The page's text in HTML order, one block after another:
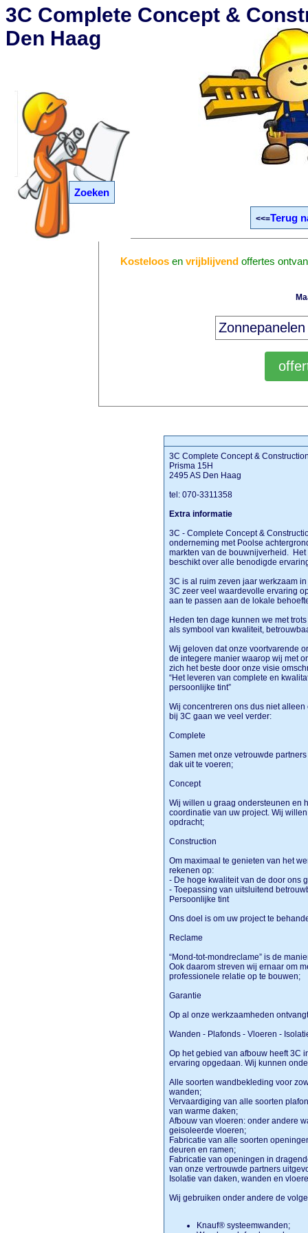
Zoeken
3C Complete Concept &
Den Haag
<<=Terug
Kosteloos envrijblijvend offertes
3C Complete Concept &
Prisma 15H
2495 AS Den Haag
tel: 070-3311358
Extra informatie
3C - Complete Concept &
onderneming met Poolse
markten van de bouwnijverheid.
beschikt over alle benodigde
3C is al ruim zeven jaar werkzaam
3C zeer veel waardevolle ervaring
aan te passen aan de lokale
Heden ten dage kunnen we met
als symbool van kwaliteit,
Wij geloven dat onze voortvarende
de integere manier waarop wij met
zich het beste door onze visie
“Het leveren van complete en
persoonlijke tint”
Wij concentreren ons dus niet
bij 3C gaan we veel verder:
Complete
Samen met onze vetrouwde
dak uit te voeren;
Concept
Wij willen u graag ondersteunen en
coordinatie van uw project. Wij
opdracht;
Construction
Om maximaal te genieten van het
rekenen op:
- De hoge kwaliteit van de door ons
- Toepassing van uitsluitend
Persoonlijke tint
Ons doel is om uw project te
Reclame
“Mond-tot-mondreclame” is de
Ook daarom streven wij ernaar om
professionele relatie op te bouwen;
Garantie
Op al onze werkzaamheden
Wanden - Plafonds - Vloeren -
Op het gebied van afbouw heeft 3C
ervaring opgedaan. Wij kunnen
Alle soorten wandbekleding voor
wanden;
Vervaardiging van alle soorten
van warme daken;
Afbouw van vloeren: onder andere
geisoleerde vloeren;
Fabricatie van alle soorten
deuren en ramen;
Fabricatie van openingen in
van onze vertrouwde partners
Isolatie van daken, wanden en
Wij gebruiken onder andere de
Knauf® systeemwanden;